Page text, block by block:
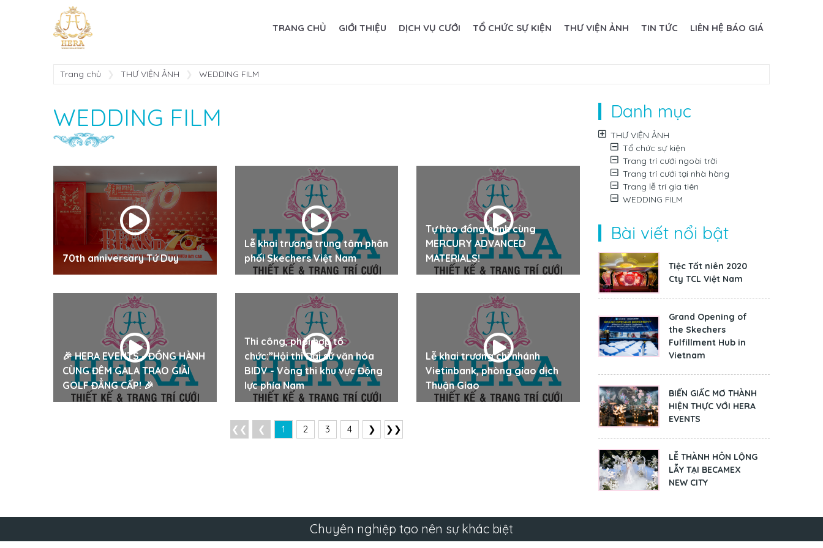
TRANG CHỦ GIỚI THIỆU DỊCH VỤ CƯỚI TỔ CHỨC SỰ KIỆN THƯ VIỆN ẢNH TIN TỨC LIÊN HỆ BÁO GIÁ
Trang chủ THƯ VIỆN ẢNH WEDDING FILM
WEDDING FILM
70th anniversary Tứ Duy
Lễ khai trương trung tâm phân
phối Skechers Việt Nam
Tự hào đồng hành cùng
MERCURY ADVANCED
MATERIALS!
🎉 HERA EVENTS - ĐỒNG HÀNH
CÙNG ĐÊM GALA TRAO GIẢI
GOLF ĐẲNG CẤP! 🎉
Thi công, phối hợp tổ
chức:”Hội thi Đại sứ văn hóa
BIDV - Vòng thi khu vực Động
lực phía Nam
Lễ khai trương chi nhánh
Vietinbank, phòng giao dịch
Thuận Giao
❮❮ ❮ 1 2 3 4 ❯ ❯❯
Danh mục
THƯ VIỆN ẢNH
Tổ chức sự kiện
Trang trí cưới ngoài trời
Trang trí cưới tại nhà hàng
Trang lễ trí gia tiên
WEDDING FILM
Bài viết nổi bật
Tiệc Tất niên 2020
Cty TCL Việt Nam
Grand Opening of
the Skechers
Fulfillment Hub in
Vietnam
BIẾN GIẤC MƠ THÀNH
HIỆN THỰC VỚI HERA
EVENTS
LỄ THÀNH HÔN LỘNG
LẪY TẠI BECAMEX
NEW CITY
Chuyên nghiệp tạo nên sự khác biệt